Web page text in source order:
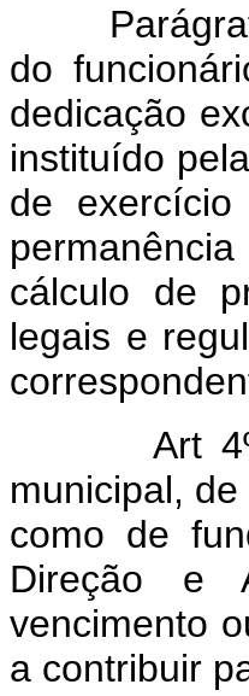
Parágrafo
do
dedicação
instituído
de
cálculo de
legais e
Art
municipal,
como de
Direção e
vencimento
a contribuir